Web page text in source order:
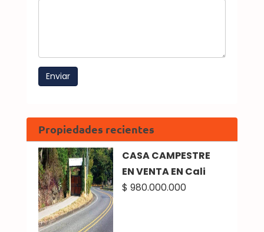
Propiedades recientes
CASA CAMPESTRE
EN VENTA EN Cali
$ 980.000.000